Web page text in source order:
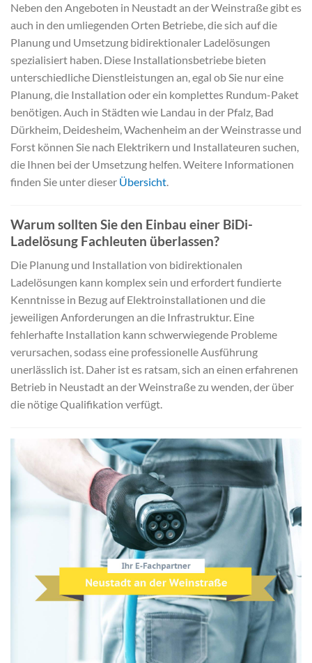
Neben den Angeboten in Neustadt an der Weinstraße gibt es
auch in den umliegenden Orten Betriebe, die sich auf die
Planung und Umsetzung bidirektionaler Ladelösungen
spezialisiert haben. Diese Installationsbetriebe bieten
unterschiedliche Dienstleistungen an, egal ob Sie nur eine
Planung, die Installation oder ein komplettes Rundum-Paket
benötigen. Auch in Städten wie Landau in der Pfalz, Bad
Dürkheim, Deidesheim, Wachenheim an der Weinstrasse und
Forst können Sie nach Elektrikern und Installateuren suchen,
die Ihnen bei der Umsetzung helfen. Weitere Informationen
finden Sie unter dieser Übersicht.
Warum sollten Sie den Einbau einer BiDi-
Ladelösung Fachleuten überlassen?
Die Planung und Installation von bidirektionalen
Ladelösungen kann komplex sein und erfordert fundierte
Kenntnisse in Bezug auf Elektroinstallationen und die
jeweiligen Anforderungen an die Infrastruktur. Eine
fehlerhafte Installation kann schwerwiegende Probleme
verursachen, sodass eine professionelle Ausführung
unerlässlich ist. Daher ist es ratsam, sich an einen erfahrenen
Betrieb in Neustadt an der Weinstraße zu wenden, der über
die nötige Qualifikation verfügt.